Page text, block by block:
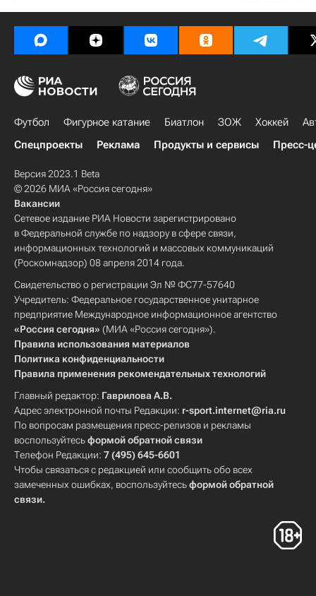
Футбол Фигурное катание Биатлон ЗОЖ Хоккей
Спецпроекты
Реклама Продукты и сервисы Пресс-
Версия 2023.1 Beta
© 2026 МИА «Россия сегодня»
Вакансии
Сетевое издание РИА Новости зарегистрировано
в Федеральной службе по надзору в сфере связи,
информационных технологий и массовых коммуникаций
(Роскомнадзор) 08 апреля 2014 года.
Свидетельство о регистрации Эл № ФС77-57640
Учредитель: Федеральное государственное унитарное
предприятие Международное информационное агентство
«Россия сегодня» (МИА «Россия сегодня»).
Правила использования материалов
Политика конфиденциальности
Правила применения рекомендательных технологий
Главный редактор: Гаврилова А.В.
Адрес электронной почты Редакции: r-sport.internet@ria.ru
По вопросам размещения пресс-релизов и рекламы
воспользуйтесьформой обратной связи
Телефон Редакции: 7 (495) 645-6601
Чтобы связаться с редакцией или сообщить обо всех
замеченных ошибках, воспользуйтесьформой обратной
связи.